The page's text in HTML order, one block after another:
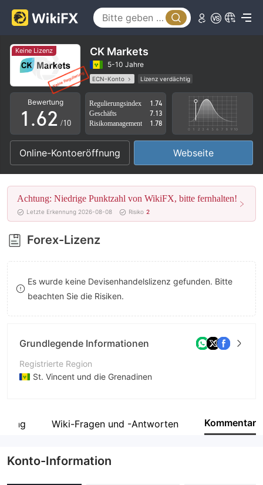
Keine Lizenz CK Markets
5-10 Jahre
ECN-Konto
Lizenz verdächtig
Geschäftsregion verdächtig
Hohes potenzielles Risiko
Bewertung
0
1
2
3
4
5
6
7
8
9
.
2
3
4
5
6
7
8
9
0
1
2
3
4
5
6
7
8
9
/10
Regulierungsindex
1.74
Geschäfts
7.13
Risikomanagement
1.78
Online-Kontoeröffnung Webseite
Achtung: Niedrige Punktzahl von WikiFX, bitte fernhalten!
Letzte Erkennung 2026-08-08 Risiko 2
Forex-Lizenz
Es wurde keine Devisenhandelslizenz gefunden. Bitte
beachten Sie die Risiken.
Grundlegende Informationen
Registrierte Region
St. Vincent und die Grenadinen
UnternehmenWiki-Fragen und -Antworten Kommentar
Konto-Information